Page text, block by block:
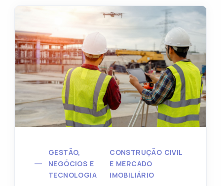
GESTÃO,
NEGÓCIOS E
TECNOLOGIA
CONSTRUÇÃO CIVIL
E MERCADO
IMOBILIÁRIO